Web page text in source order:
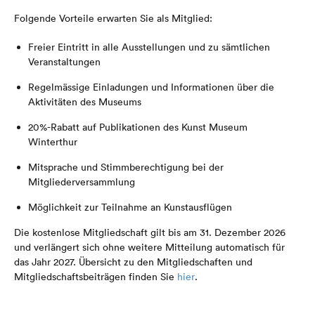
Folgende Vorteile erwarten Sie als Mitglied:
Freier Eintritt in alle Ausstellungen und zu sämtlichen
Veranstaltungen
Regelmässige Einladungen und Informationen über die
Aktivitäten des Museums
20%-Rabatt auf Publikationen des Kunst Museum
Winterthur
Mitsprache und Stimmberechtigung bei der
Mitgliederversammlung
Möglichkeit zur Teilnahme an Kunstausflügen
Die kostenlose Mitgliedschaft gilt bis am 31. Dezember 2026
und verlängert sich ohne weitere Mitteilung automatisch für
das Jahr 2027. Übersicht zu den Mitgliedschaften und
Mitgliedschaftsbeiträgen finden Sie hier.